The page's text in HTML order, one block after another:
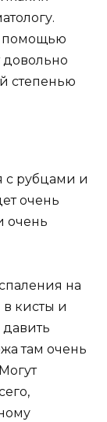
помощью
довольно
степенью
с рубцами и
очень
очень
на
в кисты и
там очень